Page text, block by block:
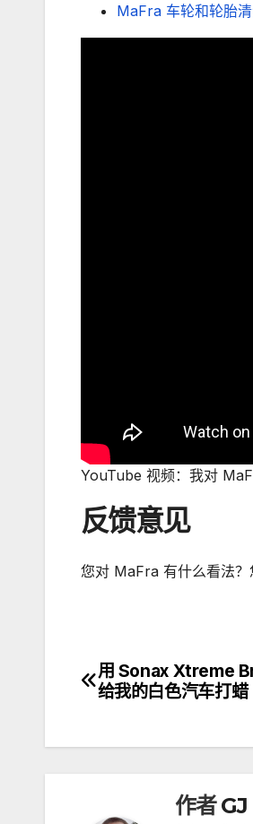
MaFra 车轮和轮胎
YouTube 视频：我对
反馈意见
您对 MaFra 有什么看法？
文
导
用 Sonax Xtreme
给我的白色汽车打蜡
作者GJ